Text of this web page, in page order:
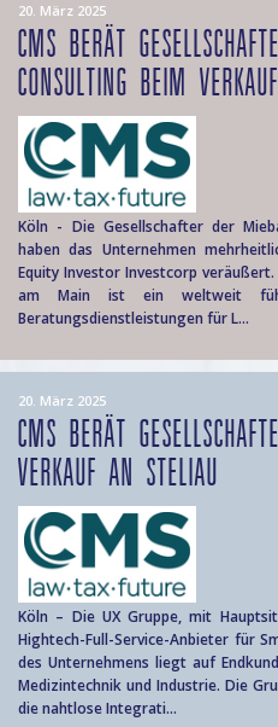
20. März 2025
CMS BERÄT
CONSULTING BEIM
Köln - Die Gesellschafter der
haben das Unternehmen
Equity Investor Investcorp
am Main ist ein weltweit
Beratungsdienstleistungen für L...
20. März 2025
CMS BERÄT
VERKAUF AN STELIAU
Köln – Die UX Gruppe, mit
Hightech-Full-Service-Anbieter für
des Unternehmens liegt auf
Medizintechnik und Industrie. Die
die nahtlose Integrati...